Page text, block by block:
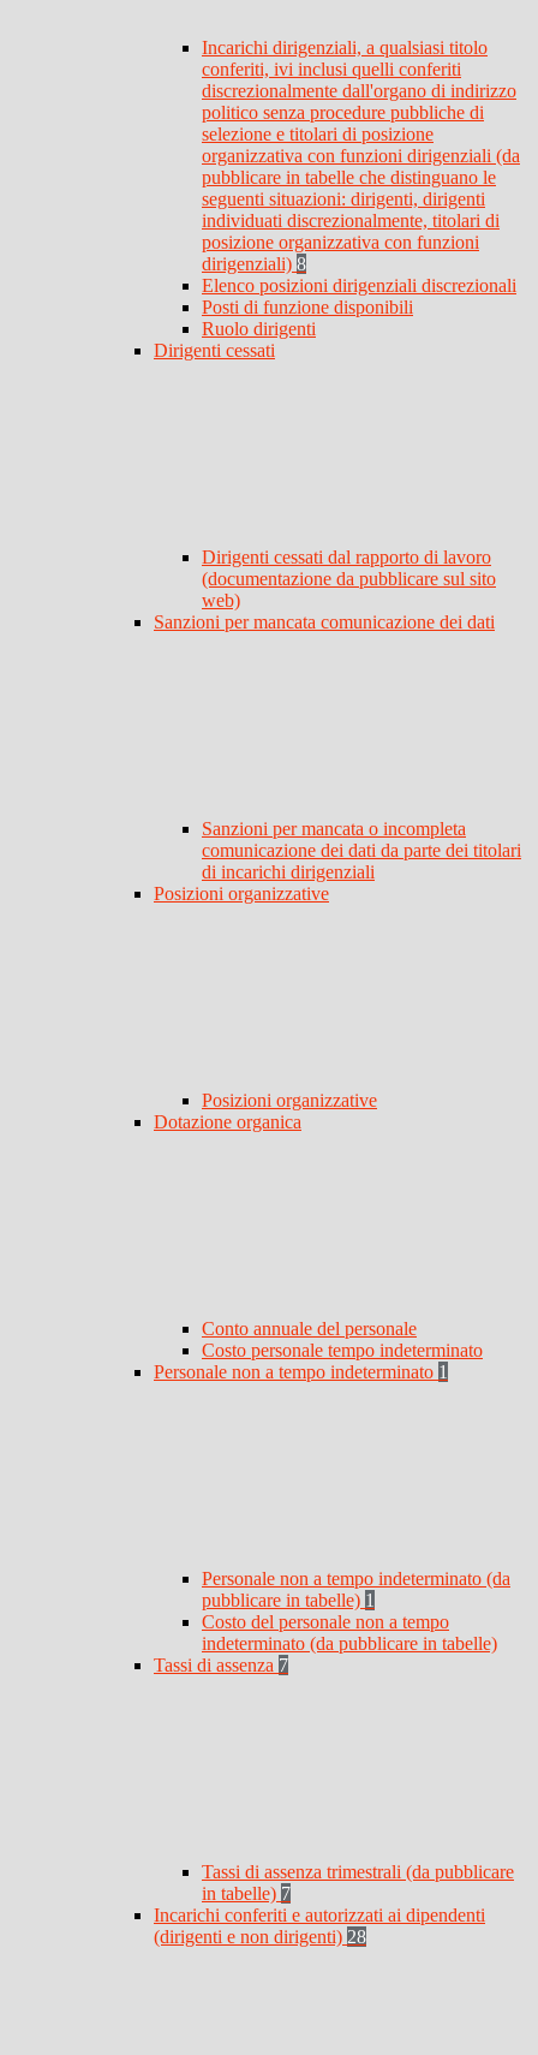
Incarichi dirigenziali, a qualsiasi titolo
conferiti, ivi inclusi quelli conferiti
discrezionalmente dall'organo di indirizzo
politico senza procedure pubbliche di
selezione e titolari di posizione
organizzativa con funzioni dirigenziali (da
pubblicare in tabelle che distinguano le
seguenti situazioni: dirigenti, dirigenti
individuati discrezionalmente, titolari di
posizione organizzativa con funzioni
dirigenziali) 8
Elenco posizioni dirigenziali discrezionali
Posti di funzione disponibili
Ruolo dirigenti
Dirigenti cessati
Dirigenti cessati dal rapporto di lavoro
(documentazione da pubblicare sul sito
web)
Sanzioni per mancata comunicazione dei dati
Sanzioni per mancata o incompleta
comunicazione dei dati da parte dei titolari
di incarichi dirigenziali
Posizioni organizzative
Posizioni organizzative
Dotazione organica
Conto annuale del personale
Costo personale tempo indeterminato
Personale non a tempo indeterminato 1
Personale non a tempo indeterminato (da
pubblicare in tabelle) 1
Costo del personale non a tempo
indeterminato (da pubblicare in tabelle)
Tassi di assenza 7
Tassi di assenza trimestrali (da pubblicare
in tabelle) 7
Incarichi conferiti e autorizzati ai dipendenti
(dirigenti e non dirigenti) 28